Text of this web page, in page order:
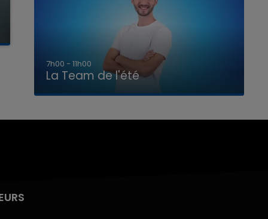
7h00 - 11h00
La Team de l'été